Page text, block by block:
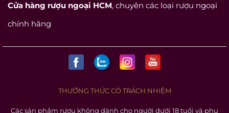
Cửa hàng rượu ngoại HCM, chuyên các loại rượu ngoại
chính hãng
THƯỞNG THỨC CÓ TRÁCH NHIỆM
Các sản phẩm rượu không dành cho người dưới 18 tuổi và phụ